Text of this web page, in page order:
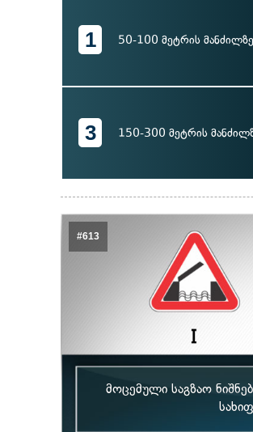
1 50-100 მეტრის მანძილზე
3 150-300 მეტრის
#613
მოცემული საგზაო